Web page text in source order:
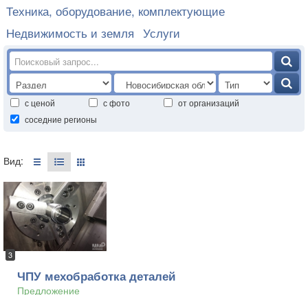
Техника, оборудование, комплектующие
Недвижимость и земля Услуги
с ценой с фото
от организаций
соседние регионы
Вид:
3
ЧПУ мехобработка деталей
Предложение